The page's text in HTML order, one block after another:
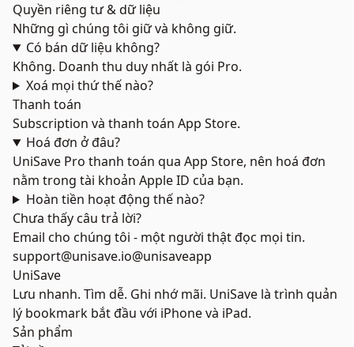
Quyền riêng tư & dữ liệu
Những gì chúng tôi giữ và không giữ.
Có bán dữ liệu không?
Không. Doanh thu duy nhất là gói Pro.
Xoá mọi thứ thế nào?
Thanh toán
Subscription và thanh toán App Store.
Hoá đơn ở đâu?
UniSave Pro thanh toán qua App Store, nên hoá đơn
nằm trong tài khoản Apple ID của bạn.
Hoàn tiền hoạt động thế nào?
Chưa thấy câu trả lời?
Email cho chúng tôi - một người thật đọc mọi tin.
support@unisave.io@unisaveapp
UniSave
Lưu nhanh. Tìm dễ. Ghi nhớ mãi. UniSave là trình quản
lý bookmark bắt đầu với iPhone và iPad.
Sản phẩm